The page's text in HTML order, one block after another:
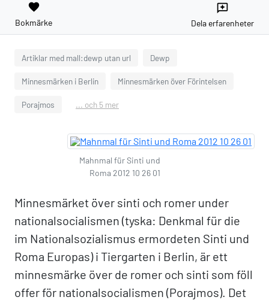
favorite
Bokmärke
reviews
Dela erfarenheter
Artiklar med mall:dewp utan url Dewp
Minnesmärken i Berlin Minnesmärken över Förintelsen
Porajmos ... och 5 mer
Mahnmal für Sinti und
Roma 2012 10 26 01
Minnesmärket över sinti och romer under
nationalsocialismen (tyska: Denkmal für die
im Nationalsozialismus ermordeten Sinti und
Roma Europas) i Tiergarten i Berlin, är ett
minnesmärke över de romer och sinti som föll
offer för nationalsocialismen (Porajmos). Det